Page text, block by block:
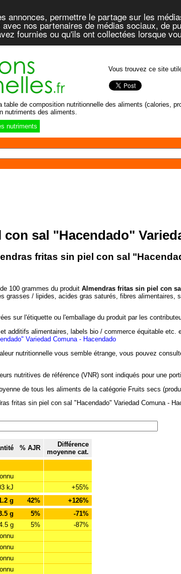
annonces, permettre le partage sur les
nos partenaires de médias sociaux, de
fournies ou qu'ils ont collectées lorsque
Vous trouvez ce site
table de composition nutritionnelle des aliments (calories,
nutriments des aliments.
nutriments
sal "Hacendado"
fritas sin piel con sal
100 grammes du produit Almendras fritas sin piel con
grasses / lipides, acides gras saturés, fibres alimentaires,
sur l'étiquette ou l'emballage du produit par les
additifs alimentaires, labels bio / commerce équitable etc.
Variedad Comuna - Hacendado
nutritionnelle vous semble étrange, vous pouvez
nutritives de référence (VNR) sont indiqués pour une
de tous les aliments de la catégorie Fruits secs
fritas sin piel con sal "Hacendado" Variedad Comuna -
% AJR
Différence
moyenne cat.
kJ
+55%
g 42%
+126%
g 5%
-71%
g 5%
-87%